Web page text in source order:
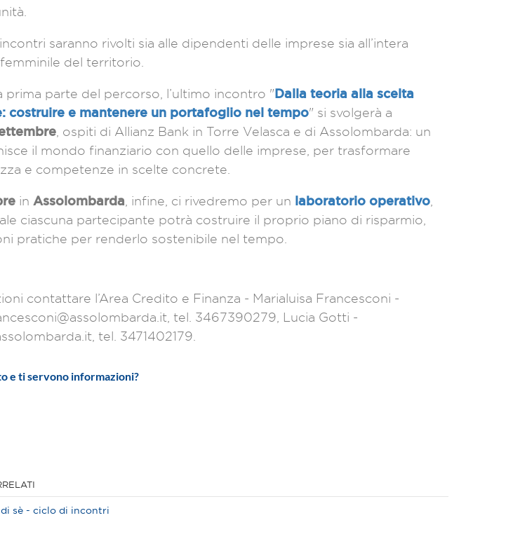
saranno rivolti sia alle dipendenti delle imprese sia all’intera
del territorio.
prima parte del percorso, l’ultimo incontro "Dalla teoria alla scelta
costruire e mantenere un portafoglio nel tempo" si svolgerà a
, ospiti di Allianz Bank in Torre Velasca e di Assolombarda: un
il mondo finanziario con quello delle imprese, per trasformare
e competenze in scelte concrete.
in Assolombarda , infine, ci rivedremo per un laboratorio operativo
ciascuna partecipante potrà costruire il proprio piano di risparmio,
pratiche per renderlo sostenibile nel tempo.
contattare l’Area Credito e Finanza - Marialuisa Francesconi -
tel. 3467390279, Lucia Gotti -
tel. 3471402179.
e ti servono informazioni?
sè - ciclo di incontri